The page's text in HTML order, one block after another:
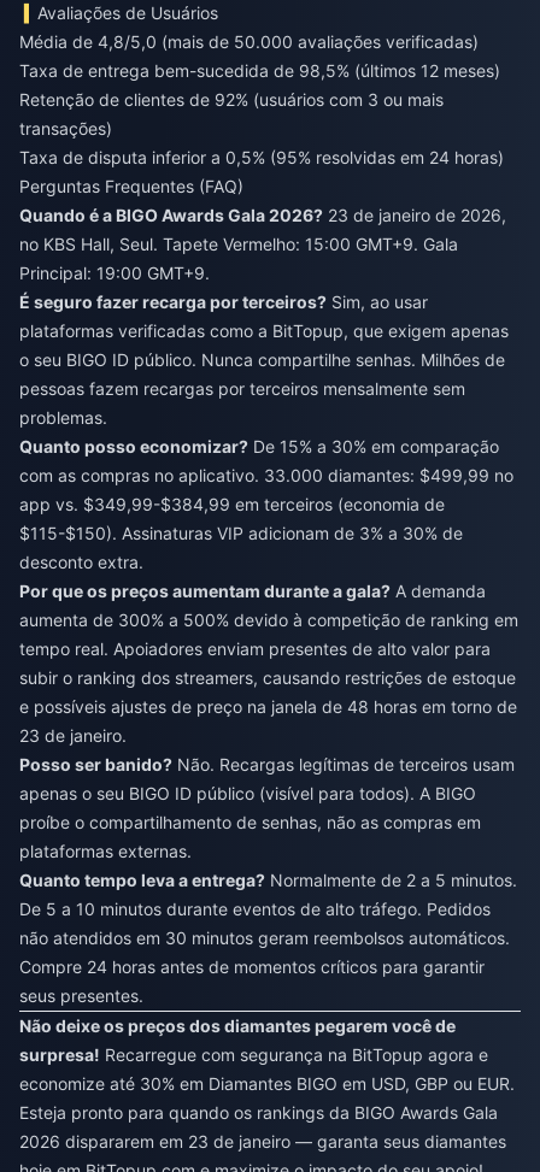
Avaliações de Usuários
Média de 4,8/5,0 (mais de 50.000 avaliações verificadas)
Taxa de entrega bem-sucedida de 98,5% (últimos 12 meses)
Retenção de clientes de 92% (usuários com 3 ou mais
transações)
Taxa de disputa inferior a 0,5% (95% resolvidas em 24 horas)
Perguntas Frequentes (FAQ)
Quando é a BIGO Awards Gala 2026? 23 de janeiro de 2026,
no KBS Hall, Seul. Tapete Vermelho: 15:00 GMT+9. Gala
Principal: 19:00 GMT+9.
É seguro fazer recarga por terceiros? Sim, ao usar
plataformas verificadas como a BitTopup, que exigem apenas
o seu BIGO ID público. Nunca compartilhe senhas. Milhões de
pessoas fazem recargas por terceiros mensalmente sem
problemas.
Quanto posso economizar? De 15% a 30% em comparação
com as compras no aplicativo. 33.000 diamantes: $499,99 no
app vs. $349,99-$384,99 em terceiros (economia de
$115-$150). Assinaturas VIP adicionam de 3% a 30% de
desconto extra.
Por que os preços aumentam durante a gala? A demanda
aumenta de 300% a 500% devido à competição de ranking em
tempo real. Apoiadores enviam presentes de alto valor para
subir o ranking dos streamers, causando restrições de estoque
e possíveis ajustes de preço na janela de 48 horas em torno de
23 de janeiro.
Posso ser banido? Não. Recargas legítimas de terceiros usam
apenas o seu BIGO ID público (visível para todos). A BIGO
proíbe o compartilhamento de senhas, não as compras em
plataformas externas.
Quanto tempo leva a entrega? Normalmente de 2 a 5 minutos.
De 5 a 10 minutos durante eventos de alto tráfego. Pedidos
não atendidos em 30 minutos geram reembolsos automáticos.
Compre 24 horas antes de momentos críticos para garantir
seus presentes.
Não deixe os preços dos diamantes pegarem você de
surpresa! Recarregue com segurança na BitTopup agora e
economize até 30% em Diamantes BIGO em USD, GBP ou EUR.
Esteja pronto para quando os rankings da BIGO Awards Gala
2026 dispararem em 23 de janeiro — garanta seus diamantes